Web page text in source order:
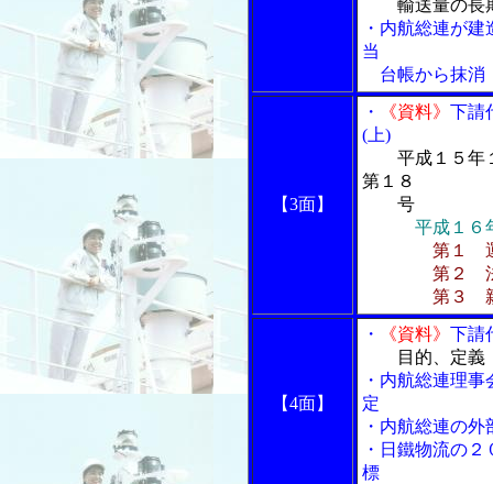
輸送量の長
・内航総連が
当
台帳から抹消
【3面】
・ 《資料》 下請
(上)
平成１５年
第１８
号
平成１６
第１
第２ 法の
第３ 親事
【4面】
・ 《資料》 下請
目的、定義
・内航総連理
定
・内航総連の
・日鐵物流の
標